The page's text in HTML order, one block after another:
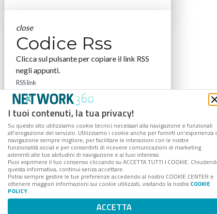
I tuoi contenuti, la tua privacy!
Su questo sito utilizziamo cookie tecnici necessari alla navigazione e funzionali
all’erogazione del servizio. Utilizziamo i cookie anche per fornirti un’esperienza
navigazione sempre migliore, per facilitare le interazioni con le nostre
funzionalità social e per consentirti di ricevere comunicazioni di marketing
aderenti alle tue abitudini di navigazione e ai tuoi interessi.
Puoi esprimere il tuo consenso cliccando su ACCETTA TUTTI I COOKIE.
questa informativa, continui senza accettare.
Potrai sempre gestire le tue preferenze accedendo al nostro COOKIE CENTER e
ottenere maggiori informazioni sui cookie utilizzati, visitando la nostra COOKIE
POLICY.
ACCETTA
close
Codice Rss
Clicca sul pulsante per copiare il link RSS
negli appunti.
RSS link
COPIA LINK